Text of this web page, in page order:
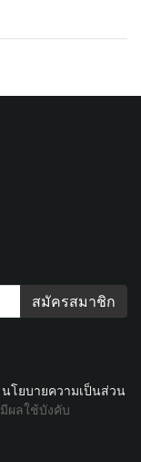
สมัครสมาชิก
นโยบายความเป็นส่วน
มีผลใช้บังคับ